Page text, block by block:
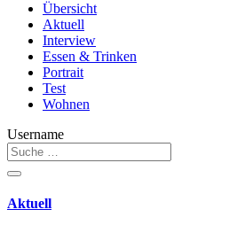
Übersicht
Aktuell
Interview
Essen & Trinken
Portrait
Test
Wohnen
Username
Aktuell